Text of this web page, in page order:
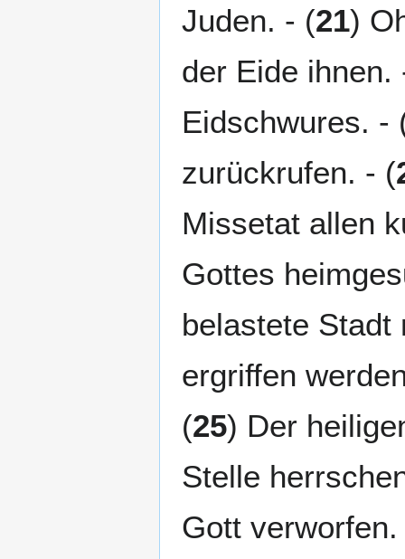
Juden. - (21)
der Eide ihnen.
Eidschwures. -
zurückrufen. - (
Missetat allen
Gottes
belastete Stadt
ergriffen
(25) Der
Stelle
Gott